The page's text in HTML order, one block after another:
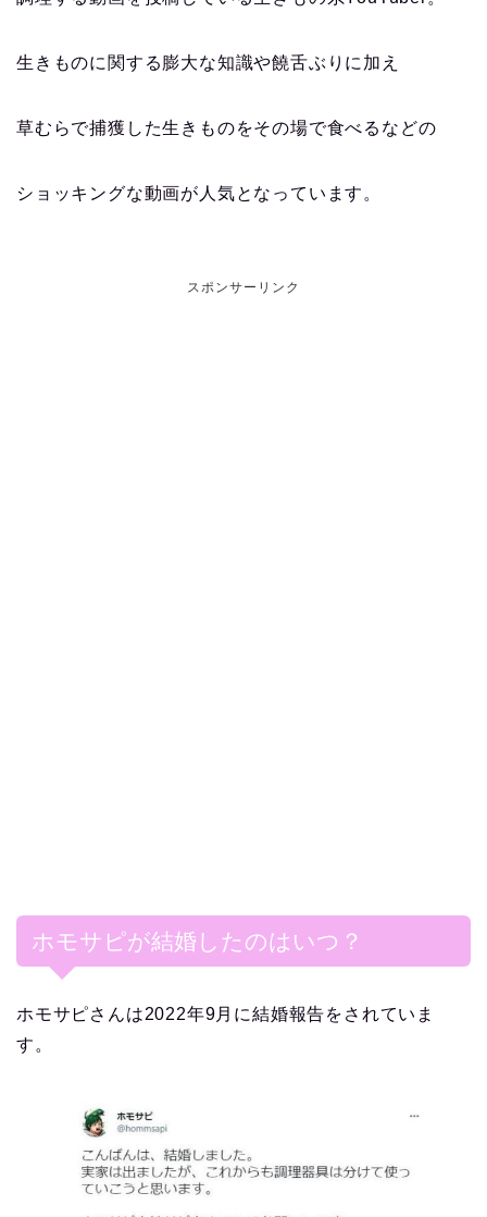
生きものに関する膨大な知識や饒舌ぶりに加え
草むらで捕獲した生きものをその場で食べるなどの
ショッキングな動画が人気となっています。
スポンサーリンク
ホモサピが結婚したのはいつ？
ホモサピさんは2022年9月に結婚報告をされていま
す。